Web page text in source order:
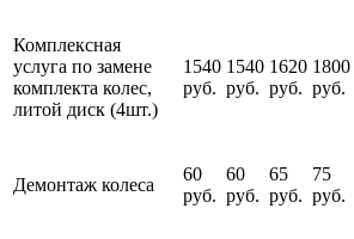
Комплексная
услуга по замене
комплекта колес,
литой диск (4шт.)
1540
руб.
1540
руб.
1620
руб.
1800
руб.
Демонтаж колеса
60
руб.
60
руб.
65
руб.
75
руб.